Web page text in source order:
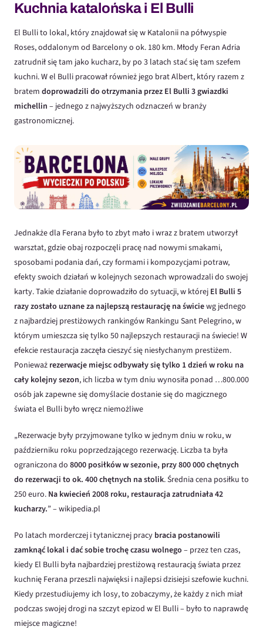
Kuchnia katalońska i El Bulli
El Bulli to lokal, który znajdował się w Katalonii na półwyspie
Roses, oddalonym od Barcelony o ok. 180 km. Młody Feran Adria
zatrudnił się tam jako kucharz, by po 3 latach stać się tam szefem
kuchni. W el Bulli pracował również jego brat Albert, który razem z
bratem doprowadzili do otrzymania przez El Bulli 3 gwiazdki
michellin – jednego z najwyższych odznaczeń w branży
gastronomicznej.
Jednakże dla Ferana było to zbyt mało i wraz z bratem utworzył
warsztat, gdzie obaj rozpoczęli pracę nad nowymi smakami,
sposobami podania dań, czy formami i kompozycjami potraw,
efekty swoich działań w kolejnych sezonach wprowadzali do swojej
karty. Takie działanie doprowadziło do sytuacji, w której El Bulli 5
razy zostało uznane za najlepszą restaurację na świciewg jednego
z najbardziej prestiżowych rankingów Rankingu Sant Pelegrino, w
którym umieszcza się tylko 50 najlepszych restauracji na świecie! W
efekcie restauracja zaczęła cieszyć się niesłychanym prestiżem.
Ponieważ rezerwacje miejsc odbywały się tylko 1 dzień w roku na
cały kolejny sezon, ich liczba w tym dniu wynosiła ponad …800.000
osób jak zapewne się domyślacie dostanie się do magicznego
świata el Bulli było wręcz niemożliwe
„Rezerwacje były przyjmowane tylko w jednym dniu w roku, w
październiku roku poprzedzającego rezerwację. Liczba ta była
ograniczona do 8000 posiłków w sezonie, przy 800 000 chętnych
do rezerwacji to ok. 400 chętnych na stolik. Średnia cena posiłku to
250 euro. Na kwiecień 2008 roku, restauracja zatrudniała 42
kucharzy.” – wikipedia.pl
Po latach morderczej i tytanicznej pracy bracia postanowili
zamknąć lokal i dać sobie trochę czasu wolnego – przez ten czas,
kiedy El Bulli była najbardziej prestiżową restauracją świata przez
kuchnię Ferana przeszli najwięksi i najlepsi dzisiejsi szefowie kuchni.
Kiedy przestudiujemy ich losy, to zobaczymy, że każdy z nich miał
podczas swojej drogi na szczyt epizod w El Bulli – było to naprawdę
miejsce magiczne!